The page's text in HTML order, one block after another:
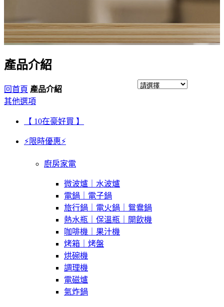
產品介紹
回首頁 產品介紹
其他選項
【 10在豪好買 】
⚡限時優惠⚡
廚房家電
微波爐｜水波爐
電鍋｜電子鍋
旅行鍋｜電火鍋｜鴛鴦鍋
熱水瓶｜保溫瓶｜開飲機
咖啡機｜果汁機
烤箱｜烤盤
烘碗機
調理機
電磁爐
氣炸鍋